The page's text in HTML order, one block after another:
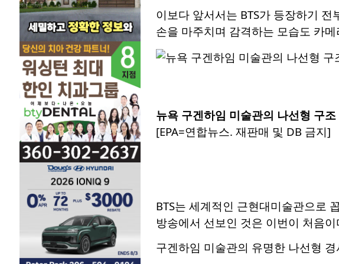
이보다 앞서서는 BTS가 등장하기
손을 마주치며 감격하는 모습도 카
뉴욕 구겐하임 미술관의 나선형 구조
[EPA=연합뉴스. 재판매 및 DB 금지]
BTS는 세계적인 근현대미술관으로
방송에서 선보인 것은 이번이 처음이
구겐하임 미술관의 유명한 나선형